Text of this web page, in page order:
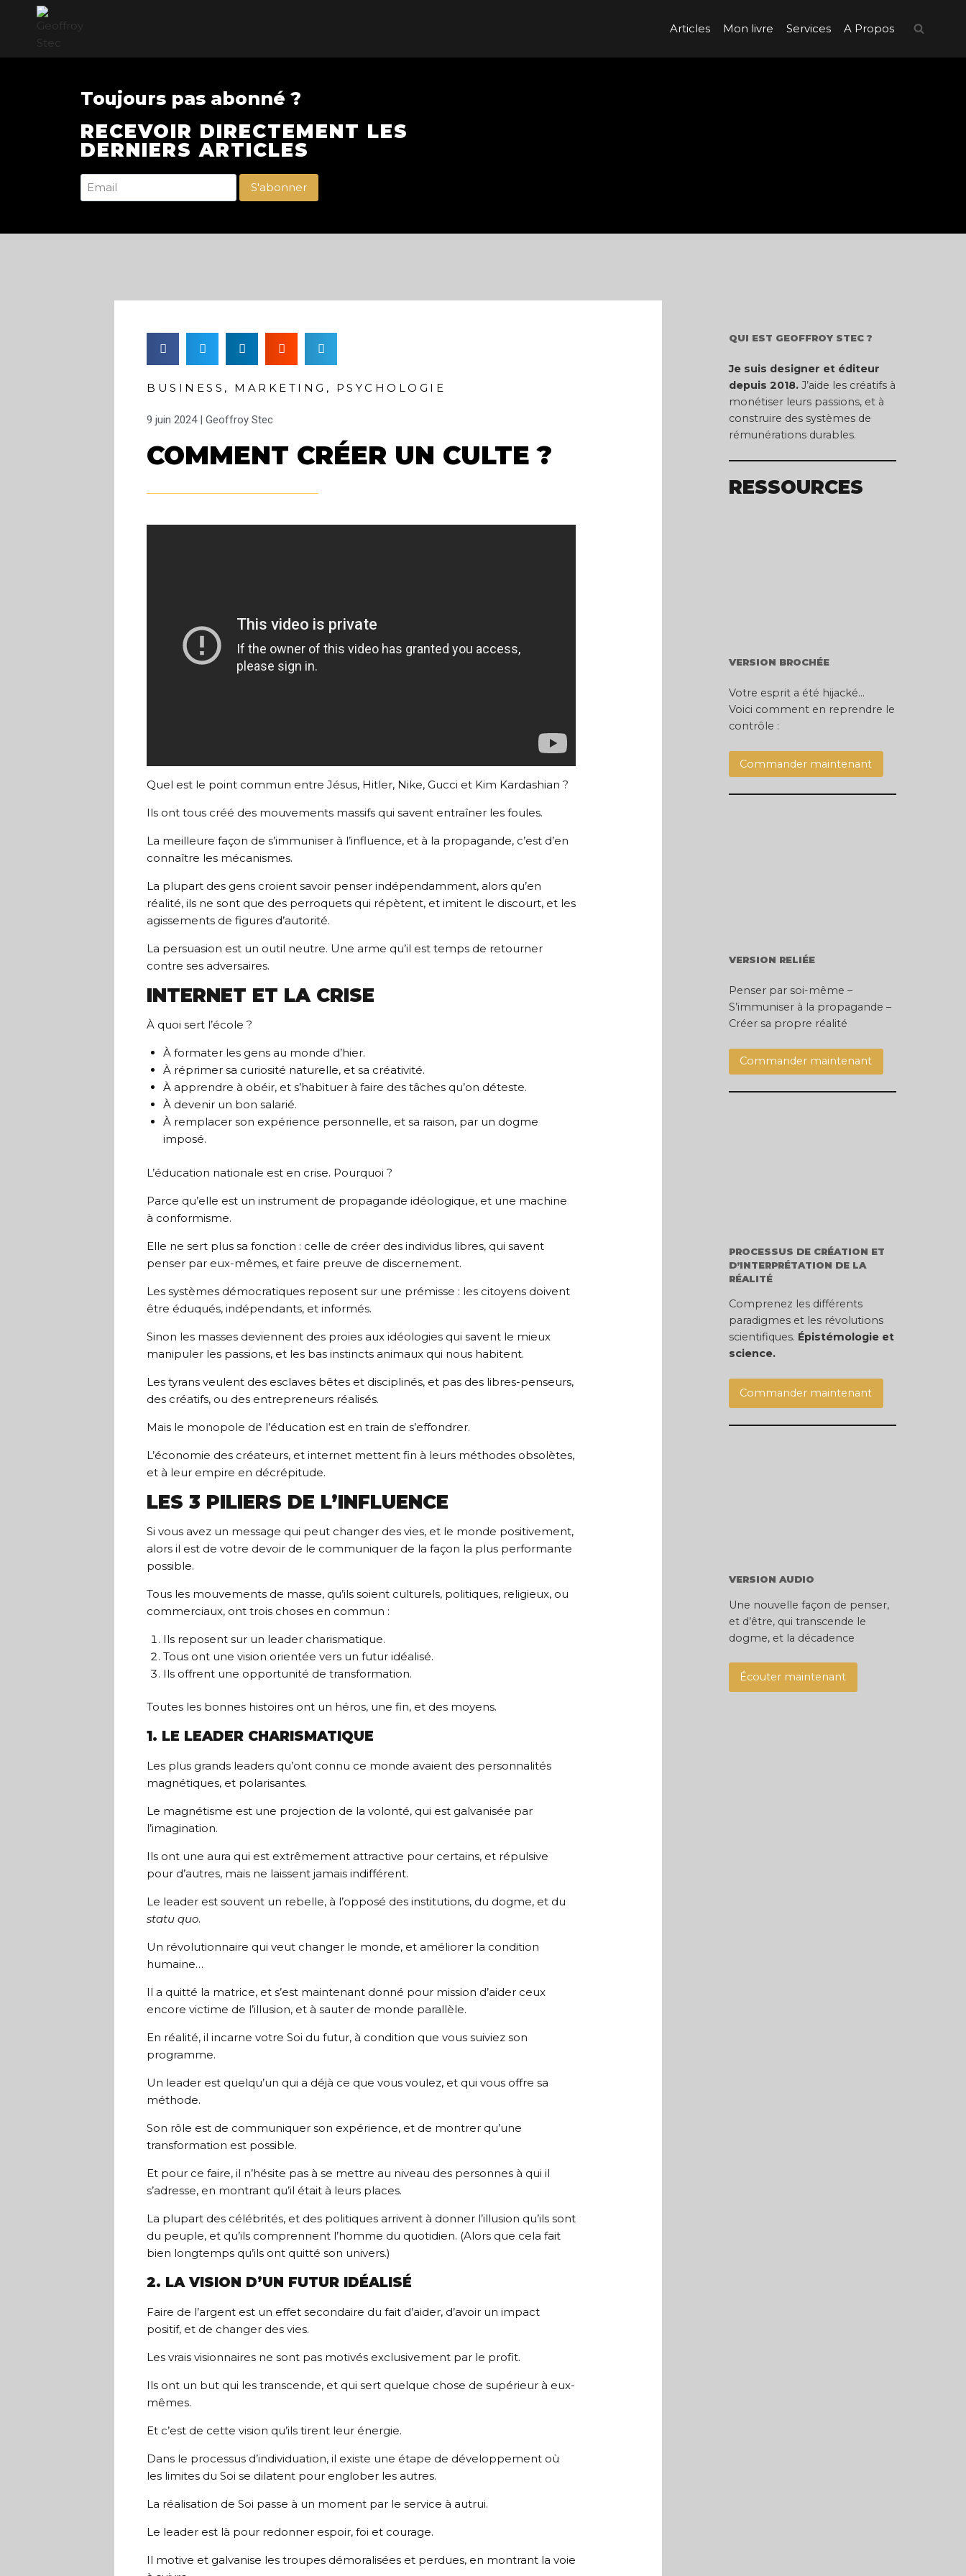
Articles Mon livre Services A Propos
Toujours pas abonné ?
RECEVOIR DIRECTEMENT LES
DERNIERS ARTICLES
BUSINESS , MARKETING , PSYCHOLOGIE
9 juin 2024 | Geoffroy Stec
COMMENT CRÉER UN CULTE ?
Quel est le point commun entre Jésus, Hitler, Nike, Gucci et Kim Kardashian ?
Ils ont tous créé des mouvements massifs qui savent entraîner les foules.
La meilleure façon de s’immuniser à l’influence, et à la propagande, c’est d’en
connaître les mécanismes.
La plupart des gens croient savoir penser indépendamment, alors qu’en
réalité, ils ne sont que des perroquets qui répètent, et imitent le discourt, et les
agissements de figures d’autorité.
La persuasion est un outil neutre. Une arme qu’il est temps de retourner
contre ses adversaires.
INTERNET ET LA CRISE
À quoi sert l’école ?
À formater les gens au monde d’hier.
À réprimer sa curiosité naturelle, et sa créativité.
À apprendre à obéir, et s’habituer à faire des tâches qu’on déteste.
À devenir un bon salarié.
À remplacer son expérience personnelle, et sa raison, par un dogme
imposé.
L’éducation nationale est en crise. Pourquoi ?
Parce qu’elle est un instrument de propagande idéologique, et une machine
à conformisme.
Elle ne sert plus sa fonction : celle de créer des individus libres, qui savent
penser par eux-mêmes, et faire preuve de discernement.
Les systèmes démocratiques reposent sur une prémisse : les citoyens doivent
être éduqués, indépendants, et informés.
Sinon les masses deviennent des proies aux idéologies qui savent le mieux
manipuler les passions, et les bas instincts animaux qui nous habitent.
Les tyrans veulent des esclaves bêtes et disciplinés, et pas des libres-penseurs,
des créatifs, ou des entrepreneurs réalisés.
Mais le monopole de l’éducation est en train de s’effondrer.
L’économie des créateurs, et internet mettent fin à leurs méthodes obsolètes,
et à leur empire en décrépitude.
LES 3 PILIERS DE L’INFLUENCE
Si vous avez un message qui peut changer des vies, et le monde positivement,
alors il est de votre devoir de le communiquer de la façon la plus performante
possible.
Tous les mouvements de masse, qu’ils soient culturels, politiques, religieux, ou
commerciaux, ont trois choses en commun :
Ils reposent sur un leader charismatique.
Tous ont une vision orientée vers un futur idéalisé.
Ils offrent une opportunité de transformation.
Toutes les bonnes histoires ont un héros, une fin, et des moyens.
1. LE LEADER CHARISMATIQUE
Les plus grands leaders qu’ont connu ce monde avaient des personnalités
magnétiques, et polarisantes.
Le magnétisme est une projection de la volonté, qui est galvanisée par
l’imagination.
Ils ont une aura qui est extrêmement attractive pour certains, et répulsive
pour d’autres, mais ne laissent jamais indifférent.
Le leader est souvent un rebelle, à l’opposé des institutions, du dogme, et du
statu quo.
Un révolutionnaire qui veut changer le monde, et améliorer la condition
humaine…
Il a quitté la matrice, et s’est maintenant donné pour mission d’aider ceux
encore victime de l’illusion, et à sauter de monde parallèle.
En réalité, il incarne votre Soi du futur, à condition que vous suiviez son
programme.
Un leader est quelqu’un qui a déjà ce que vous voulez, et qui vous offre sa
méthode.
Son rôle est de communiquer son expérience, et de montrer qu’une
transformation est possible.
Et pour ce faire, il n’hésite pas à se mettre au niveau des personnes à qui il
s’adresse, en montrant qu’il était à leurs places.
La plupart des célébrités, et des politiques arrivent à donner l’illusion qu’ils sont
du peuple, et qu’ils comprennent l’homme du quotidien. (Alors que cela fait
bien longtemps qu’ils ont quitté son univers.)
2. LA VISION D’UN FUTUR IDÉALISÉ
Faire de l’argent est un effet secondaire du fait d’aider, d’avoir un impact
positif, et de changer des vies.
Les vrais visionnaires ne sont pas motivés exclusivement par le profit.
Ils ont un but qui les transcende, et qui sert quelque chose de supérieur à eux-
mêmes.
Et c’est de cette vision qu’ils tirent leur énergie.
Dans le processus d’individuation, il existe une étape de développement où
les limites du Soi se dilatent pour englober les autres.
La réalisation de Soi passe à un moment par le service à autrui.
Le leader est là pour redonner espoir, foi et courage.
Il motive et galvanise les troupes démoralisées et perdues, en montrant la voie
QUI EST GEOFFROY STEC ?
Je suis designer et éditeur
depuis 2018.J’aide les créatifs à
monétiser leurs passions, et à
construire des systèmes de
rémunérations durables.
RESSOURCES
VERSION BROCHÉE
Votre esprit a été hijacké…
Voici comment en reprendre le
contrôle :
Commander maintenant
VERSION RELIÉE
Penser par soi-même –
S’immuniser à la propagande –
Créer sa propre réalité
Commander maintenant
PROCESSUS DE CRÉATION ET
D’INTERPRÉTATION DE LA
RÉALITÉ
Comprenez les différents
paradigmes et les révolutions
scientifiques. Épistémologie et
science.
Commander maintenant
VERSION AUDIO
Une nouvelle façon de penser,
et d’être, qui transcende le
dogme, et la décadence
Écouter maintenant